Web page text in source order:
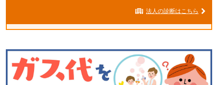
法人の診断はこちら